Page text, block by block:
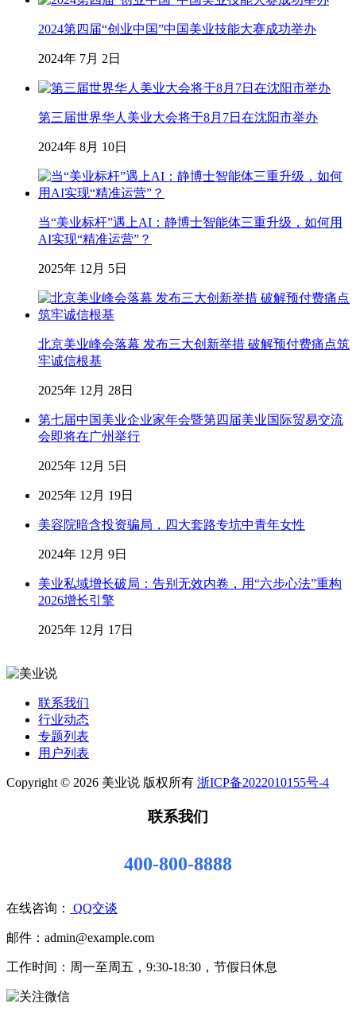
2024第四届“创业中国”中国美业技能大赛成功举办
2024年 7月 2日
第三届世界华人美业大会将于8月7日在沈阳市举办
2024年 8月 10日
当“美业标杆”遇上AI：静博士智能体三重升级，如何用
AI实现“精准运营”？
2025年 12月 5日
北京美业峰会落幕 发布三大创新举措 破解预付费痛点筑
牢诚信根基
2025年 12月 28日
第七届中国美业企业家年会暨第四届美业国际贸易交流
会即将在广州举行
2025年 12月 5日
2025年 12月 19日
美容院暗含投资骗局，四大套路专坑中青年女性
2024年 12月 9日
美业私域增长破局：告别无效内卷，用“六步心法”重构
2026增长引擎
2025年 12月 17日
联系我们
行业动态
专题列表
用户列表
Copyright © 2026 美业说 版权所有 浙ICP备2022010155号-4
联系我们
400-800-8888
在线咨询： QQ交谈
邮件：admin@example.com
工作时间：周一至周五，9:30-18:30，节假日休息